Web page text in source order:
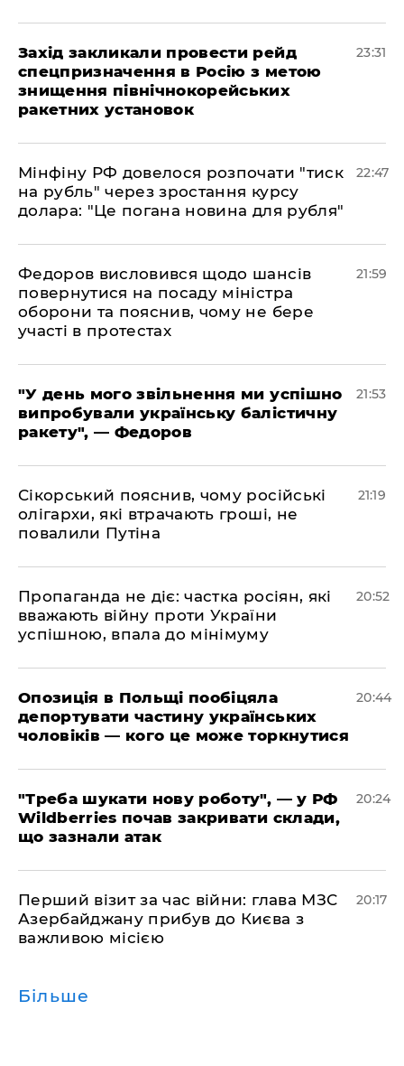
​Захід закликали провести рейд
спецпризначення в Росію з метою
знищення північнокорейських
ракетних установок
23:31
​Мінфіну РФ довелося розпочати "тиск
на рубль" через зростання курсу
долара: "Це погана новина для рубля"
22:47
​Федоров висловився щодо шансів
повернутися на посаду міністра
оборони та пояснив, чому не бере
участі в протестах
21:59
​"У день мого звільнення ми успішно
випробували українську балістичну
ракету", — Федоров
21:53
​Сікорський пояснив, чому російські
олігархи, які втрачають гроші, не
повалили Путіна
21:19
​Пропаганда не діє: частка росіян, які
вважають війну проти України
успішною, впала до мінімуму
20:52
​Опозиція в Польщі пообіцяла
депортувати частину українських
чоловіків — кого це може торкнутися
20:44
​"Треба шукати нову роботу", — у РФ
Wildberries почав закривати склади,
що зазнали атак
20:24
​Перший візит за час війни: глава МЗС
Азербайджану прибув до Києва з
важливою місією
20:17
Більше